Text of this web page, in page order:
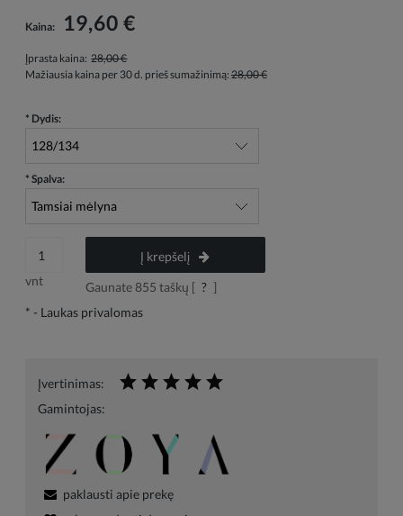
Kaina: 19,60 €
Įprasta kaina: 28,00 €
Mažiausia kaina per 30 d. prieš sumažinimą: 28,00 €
* Dydis:
* Spalva:
vnt
Į krepšelį
Gaunate 855 taškų [ ? ]
* - Laukas privalomas
Įvertinimas:
Gamintojas:
paklausti apie prekę